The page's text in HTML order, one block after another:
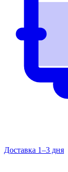
Доставка 1–3 дня